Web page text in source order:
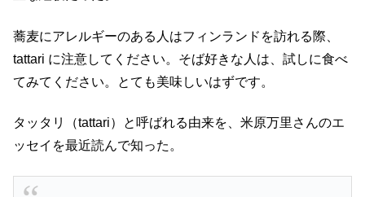
蕎麦にアレルギーのある人はフィンランドを訪れる際、
tattari に注意してください。そば好きな人は、試しに食べ
てみてください。とても美味しいはずです。
タッタリ（tattari）と呼ばれる由来を、米原万里さんのエ
ッセイを最近読んで知った。